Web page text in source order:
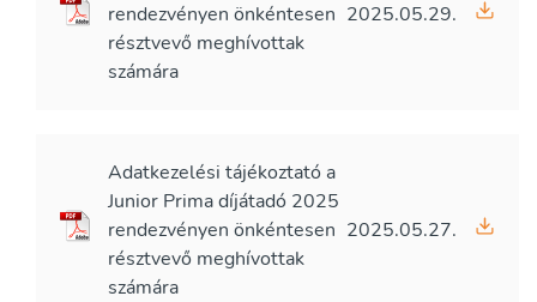
rendezvényen önkéntesen
résztvevő meghívottak
számára
2025.05.29.
Adatkezelési tájékoztató a
Junior Prima díjátadó 2025
rendezvényen önkéntesen
résztvevő meghívottak
számára
2025.05.27.